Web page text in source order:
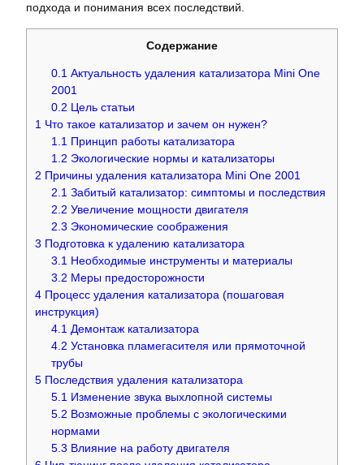
подхода и понимания всех последствий.
Содержание
0.1 Актуальность удаления катализатора Mini One
2001
0.2 Цель статьи
1 Что такое катализатор и зачем он нужен?
1.1 Принцип работы катализатора
1.2 Экологические нормы и катализаторы
2 Причины удаления катализатора Mini One 2001
2.1 Забитый катализатор: симптомы и последствия
2.2 Увеличение мощности двигателя
2.3 Экономические соображения
3 Подготовка к удалению катализатора
3.1 Необходимые инструменты и материалы
3.2 Меры предосторожности
4 Процесс удаления катализатора (пошаговая
инструкция)
4.1 Демонтаж катализатора
4.2 Установка пламегасителя или прямоточной
трубы
5 Последствия удаления катализатора
5.1 Изменение звука выхлопной системы
5.2 Возможные проблемы с экологическими
нормами
5.3 Влияние на работу двигателя